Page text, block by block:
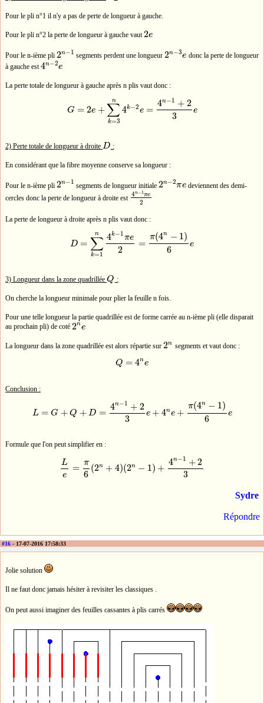
Pour le pli n°1 il n'y a pas de perte de longueur à gauche.
Pour le pli n°2 la perte de longueur à gauche vaut2e
2e
Pour le n-ième pli 2n−1
2n− segments perdent une longueur2n−3e
2n− 3e
donc la perte de longueur
à gauche est4n−2e
4n− 2e
La perte totale de longueur à gauche après n plis vaut donc :
G = 2e + ∑
k=3
n
4k−2e =
4n−1 + 2
3
e
G= 2e+ ∑k 3n4k −2e =4n −1+23e
2) Perte totale de longueur à droite D
D :
En considérant que la fibre moyenne conserve sa longueur :
Pour le n-ième pli 2n−1
2n− segments de longueur initiale2n−2πe
2n− 2πe
deviennent des demi-
cercles donc la perte de longueur à droite est 4n−1πe
2
4n−1πe2
La perte de longueur à droite après n plis vaut donc :
D = ∑
k=1
n 4k−1πe
2
=
π(4n − 1)
6
e
D= k=1n4k−1π 2= π(4n−1)6e
3) Longueur dans la zone quadrillée Q
Q :
On cherche la longueur minimale pour plier la feuille n fois.
Pour une telle longueur la partie quadrillée est de forme carrée au n-ième pli (elle disparait
au prochain pli) de coté 2ne
2ne
La longueur dans la zone quadrillée est alors répartie sur 2n
2n segments et vaut donc :
Q = 4ne
Q=4ne
Conclusion :
L = G + Q + D =
4n−1 + 2
3
e + 4ne +
π(4n − 1)
6
e
L =G+Q +D =4n−1+23e+4n e+ π(4n− 1)6 e
Formule que l'on peut simplifier en :
L
e
=
π
6
(2n + 4)(2n − 1) +
4n−1 +2
3
Le=π6(2n+4)(2n−1) +4 n −1+23
Sydre
Répondre
#16 - 17-07-2016 17:58:33
Jolie solution
Il ne faut donc jamais hésiter à revisiter les classiques .
On peut aussi imaginer des feuilles cassantes à plis carrés